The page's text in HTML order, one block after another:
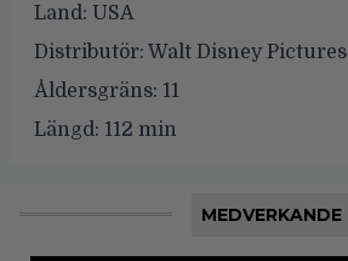
Land: USA
Distributör: Walt Disney Pictures
Åldersgräns: 11
Längd: 112 min
MEDVERKANDE